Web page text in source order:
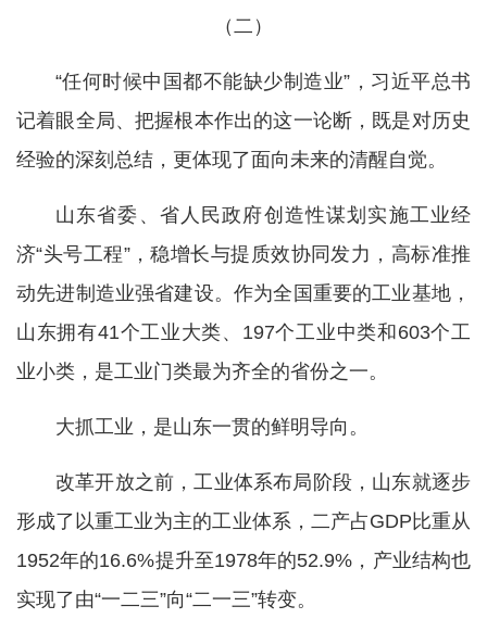
（二）
“任何时候中国都不能缺少制造业”，习近平总书
记着眼全局、把握根本作出的这一论断，既是对历史
经验的深刻总结，更体现了面向未来的清醒自觉。
山东省委、省人民政府创造性谋划实施工业经
济“头号工程”，稳增长与提质效协同发力，高标准推
动先进制造业强省建设。作为全国重要的工业基地，
山东拥有41个工业大类、197个工业中类和603个工
业小类，是工业门类最为齐全的省份之一。
大抓工业，是山东一贯的鲜明导向。
改革开放之前，工业体系布局阶段，山东就逐步
形成了以重工业为主的工业体系，二产占GDP比重从
1952年的16.6%提升至1978年的52.9%，产业结构也
实现了由“一二三”向“二一三”转变。